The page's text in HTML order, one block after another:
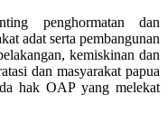
penghormatan dan
adat serta pembangunan
kemiskinan dan
dan masyarakat papua
hak OAP yang melekat